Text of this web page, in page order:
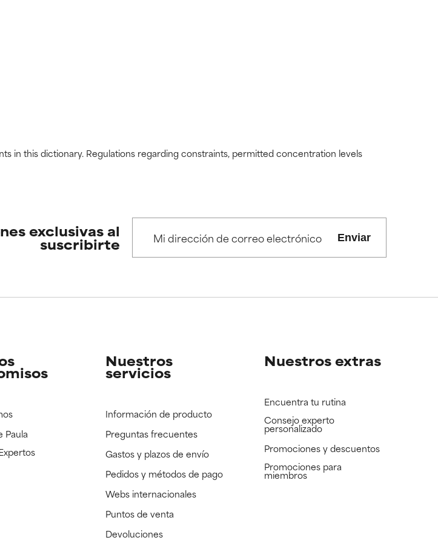
in this dictionary. Regulations regarding constraints, permitted concentration levels
exclusivas al
suscribirte Enviar
Paula
Nuestros
servicios
Información de producto
Preguntas frecuentes
Gastos y plazos de envío
Pedidos y métodos de pago
Webs internacionales
Puntos de venta
Devoluciones
Nuestros extras
Encuentra tu rutina
Consejo experto
personalizado
Promociones y descuentos​
Promociones para
miembros